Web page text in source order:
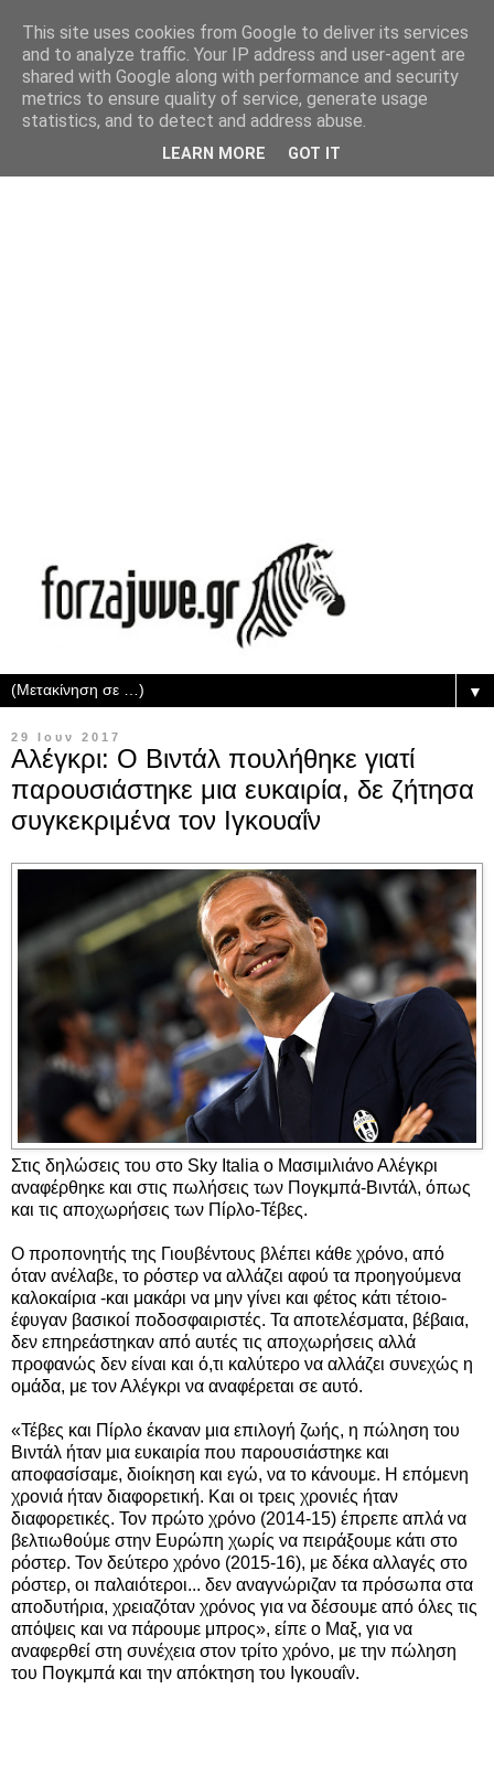
▼
29 Ιουν 2017
Αλέγκρι: Ο Βιντάλ πουλήθηκε γιατί
παρουσιάστηκε μια ευκαιρία, δε ζήτησα
συγκεκριμένα τον Ιγκουαΐν
Στις δηλώσεις του στο Sky Italia ο Μασιμιλιάνο Αλέγκρι
αναφέρθηκε και στις πωλήσεις των Πογκμπά-Βιντάλ, όπως
και τις αποχωρήσεις των Πίρλο-Τέβες.
Ο προπονητής της Γιουβέντους βλέπει κάθε χρόνο, από
όταν ανέλαβε, το ρόστερ να αλλάζει αφού τα προηγούμενα
καλοκαίρια -και μακάρι να μην γίνει και φέτος κάτι τέτοιο-
έφυγαν βασικοί ποδοσφαιριστές. Τα αποτελέσματα, βέβαια,
δεν επηρεάστηκαν από αυτές τις αποχωρήσεις αλλά
προφανώς δεν είναι και ό,τι καλύτερο να αλλάζει συνεχώς η
ομάδα, με τον Αλέγκρι να αναφέρεται σε αυτό.
«Τέβες και Πίρλο έκαναν μια επιλογή ζωής, η πώληση του
Βιντάλ ήταν μια ευκαιρία που παρουσιάστηκε και
αποφασίσαμε, διοίκηση και εγώ, να το κάνουμε. Η επόμενη
χρονιά ήταν διαφορετική. Και οι τρεις χρονιές ήταν
διαφορετικές. Τον πρώτο χρόνο (2014-15) έπρεπε απλά να
βελτιωθούμε στην Ευρώπη χωρίς να πειράξουμε κάτι στο
ρόστερ. Τον δεύτερο χρόνο (2015-16), με δέκα αλλαγές στο
ρόστερ, οι παλαιότεροι... δεν αναγνώριζαν τα πρόσωπα στα
αποδυτήρια, χρειαζόταν χρόνος για να δέσουμε από όλες τις
απόψεις και να πάρουμε μπρος», είπε ο Μαξ, για να
αναφερθεί στη συνέχεια στον τρίτο χρόνο, με την πώληση
του Πογκμπά και την απόκτηση του Ιγκουαΐν.
This site uses cookies from Google to deliver its services
and to analyze traffic. Your IP address and user-agent are
shared with Google along with performance and security
metrics to ensure quality of service, generate usage
statistics, and to detect and address abuse.
LEARN MORE GOT IT